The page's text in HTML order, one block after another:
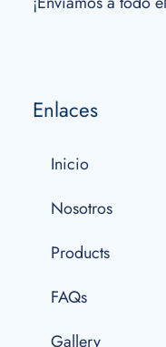
Enlaces
Inicio
Nosotros
Products
FAQs
Gallery